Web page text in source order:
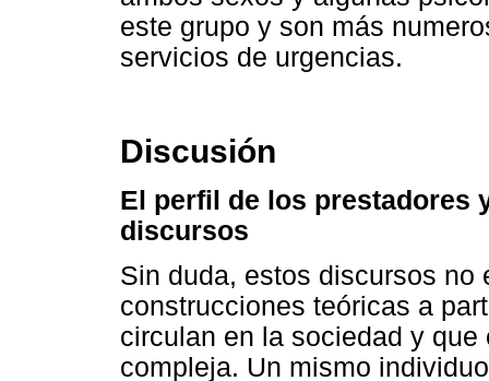
este grupo y son más
servicios de urgencias.
Discusión
El perfil de los prestadores
discursos
Sin duda, estos discursos no
construcciones teóricas a
circulan en la sociedad y
compleja. Un mismo